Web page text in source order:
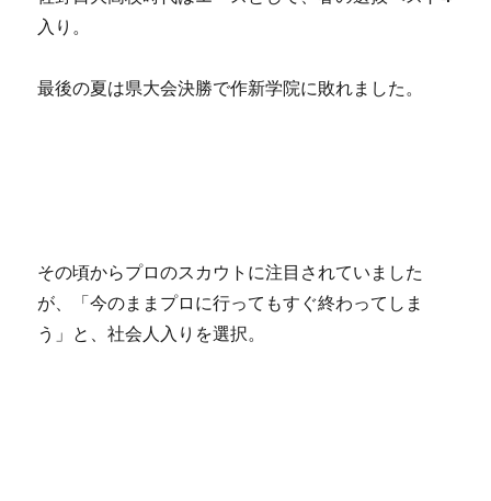
入り。
最後の夏は県大会決勝で作新学院に敗れました。
その頃からプロのスカウトに注目されていました
が、「今のままプロに行ってもすぐ終わってしま
う」と、社会人入りを選択。